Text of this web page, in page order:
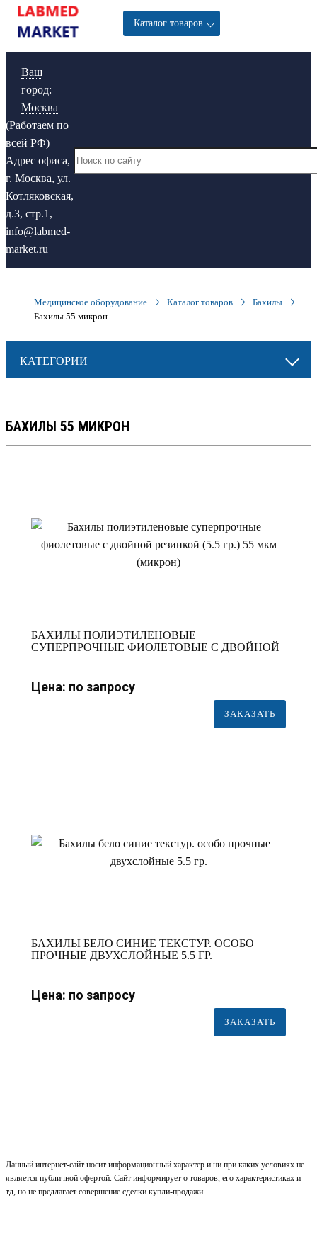
Ваш
город:
Москва
(Работаем по
всей РФ)
Адрес офиса,
г. Москва, ул.
Котляковская,
д.3, стр.1,
info@labmed-
market.ru
Каталог товаров
Медицинское оборудование Каталог товаров
Бахилы
Бахилы 55 микрон
КАТЕГОРИИ
БАХИЛЫ 55 МИКРОН
БАХИЛЫ ПОЛИЭТИЛЕНОВЫЕ
СУПЕРПРОЧНЫЕ ФИОЛЕТОВЫЕ С ДВОЙНОЙ
Цена: по запросу
ЗАКАЗАТЬ
БАХИЛЫ БЕЛО СИНИЕ ТЕКСТУР. ОСОБО
ПРОЧНЫЕ ДВУХСЛОЙНЫЕ 5.5 ГР.
Цена: по запросу
ЗАКАЗАТЬ
Данный интернет-сайт носит информационный характер и ни при каких условиях не
является публичной офертой. Сайт информирует о товаров, его характеристиках и
тд, но не предлагает совершение сделки купли-продажи